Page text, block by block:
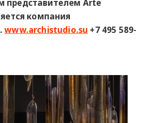
представителем Arte
компания
www.archistudio.su +7 495 589-